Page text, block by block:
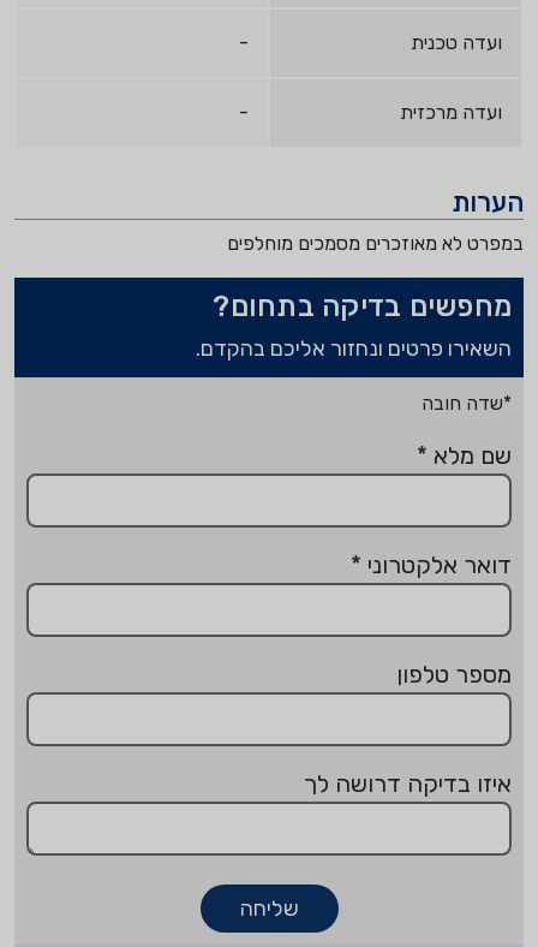
ועדה טכנית -
ועדה מרכזית -
הערות
במפרט לא מאוזכרים מסמכים מוחלפים
מחפשים בדיקה בתחום?
השאירו פרטים ונחזור אליכם בהקדם.
*שדה חובה
שם מלא *
דואר אלקטרוני *
מספר טלפון
איזו בדיקה דרושה לך
שליחה